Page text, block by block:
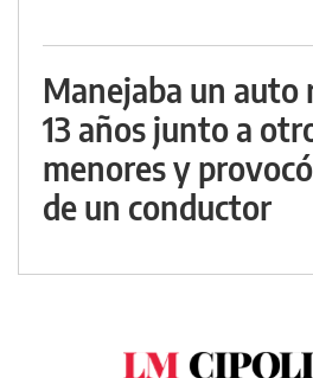
Manejaba un auto
13 años junto a
menores y
de un conductor